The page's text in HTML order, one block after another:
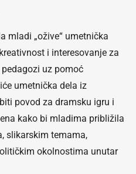
mladi „ožive“ umetnička
i interesovanje za
uz pomoć
umetnička dela iz
povod za dramsku igru i
kako bi mladima približila
slikarskim temama,
okolnostima unutar